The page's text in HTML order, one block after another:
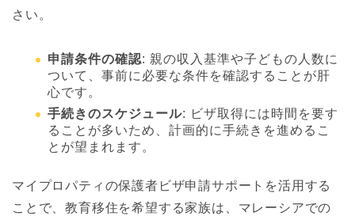
さい。
申請条件の確認: 親の収入基準や子どもの人数に
ついて、事前に必要な条件を確認することが肝
心です。
手続きのスケジュール: ビザ取得には時間を要す
ることが多いため、計画的に手続きを進めるこ
とが望まれます。
マイプロパティの保護者ビザ申請サポートを活用する
ことで、教育移住を希望する家族は、マレーシアでの